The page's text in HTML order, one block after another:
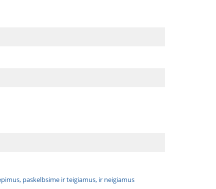
paskelbsime ir teigiamus, ir neigiamus